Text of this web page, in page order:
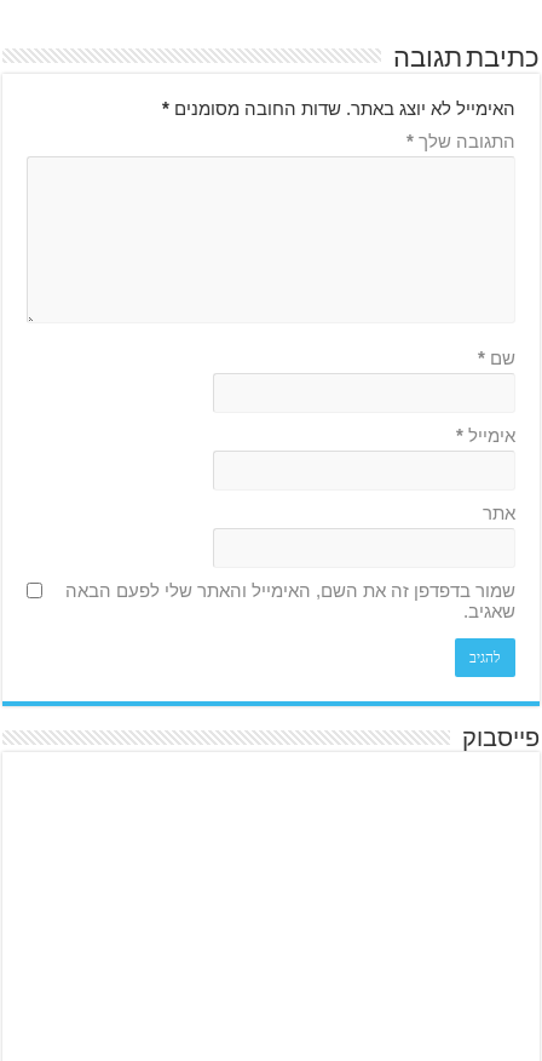
כתיבת תגובה
האימייל לא יוצג באתר. שדות החובה מסומנים*
התגובה שלך*
שם*
אימייל*
אתר
שמור בדפדפן זה את השם, האימייל והאתר שלי לפעם הבאה
שאגיב.
פייסבוק